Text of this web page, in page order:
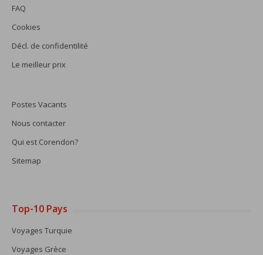
FAQ
Cookies
Décl. de confidentilité
Le meilleur prix
Postes Vacants
Nous contacter
Qui est Corendon?
Sitemap
Top-10 Pays
Voyages Turquie
Voyages Grèce